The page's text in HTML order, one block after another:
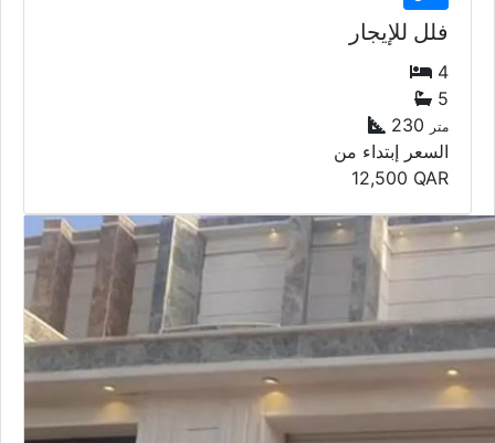
فلل للإيجار
4
5
230 متر
السعر إبتداء من
12,500 QAR